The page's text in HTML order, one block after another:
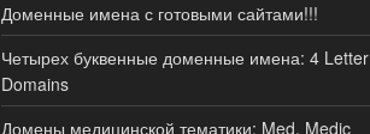
Доменные имена с готовыми сайтами!!!
Четырех буквенные доменные имена: 4 Letter
Domains
Домены медицинской тематики: Med, Medic